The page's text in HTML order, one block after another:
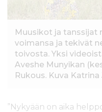
Muusikot ja tanssijat
voimansa ja tekivät
toivosta. Yksi
Aveshe Munyikan
Rukous. Kuva Katrina
”Nykyään on aika